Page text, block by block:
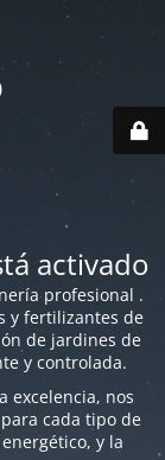
activado
profesional .
y fertilizantes de
de jardines de
y controlada.
excelencia, nos
cada tipo de
y la